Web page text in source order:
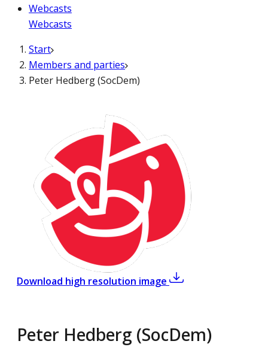
Webcasts
Webcasts
Start
Members and parties
Peter Hedberg (SocDem)
Download high resolution image ,Peter Hedberg
Peter Hedberg (SocDem)